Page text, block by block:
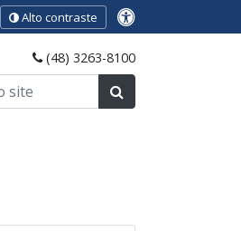
Alto contraste
(48) 3263-8100